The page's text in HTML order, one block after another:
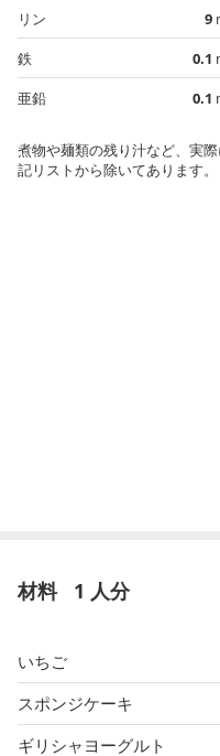
リン
9
鉄
0.1
亜鉛
0.1
煮物や麺類の残り汁など、実
記リストから除いてあります。
材料 1 人分
いちご
スポンジケーキ
ギリシャヨーグルト